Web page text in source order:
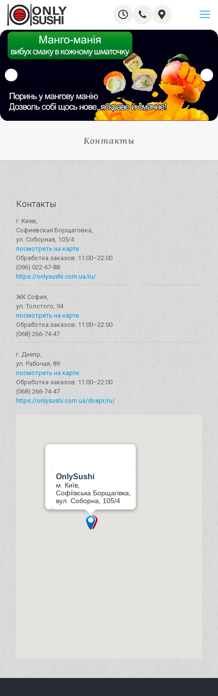
Контакты
Контакты
г. Киев,
Софиевская Борщаговка,
ул. Соборная, 105/4
посмотреть на карте
Обработка заказов: 11:00–22:00
(096) 022-67-88
https://onlysushi.com.ua/ru/
ЖК София,
ул. Толстого, 94
посмотреть на карте
Обработка заказов: 11:00–22:00
(068) 266-74-47
г. Днепр,
ул. Рабочая, 89
посмотреть на карте
Обработка заказов: 11:00–22:00
(068) 266-74-47
https://onlysushi.com.ua/dnepr/ru/
OnlySushi
м. Київ,
Софіївська Борщагівка,
вул. Соборна, 105/4